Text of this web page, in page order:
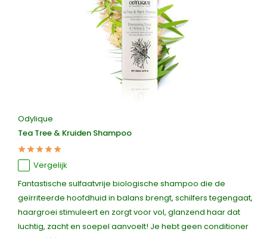
Odylique
Tea Tree & Kruiden Shampoo
Vergelijk
Fantastische sulfaatvrije biologische shampoo die de
geïrriteerde hoofdhuid in balans brengt, schilfers tegengaat,
haargroei stimuleert en zorgt voor vol, glanzend haar dat
luchtig, zacht en soepel aanvoelt! Je hebt geen conditioner